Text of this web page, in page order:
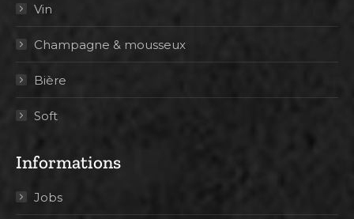
Vin
Champagne & mousseux
Bière
Soft
Informations
Jobs